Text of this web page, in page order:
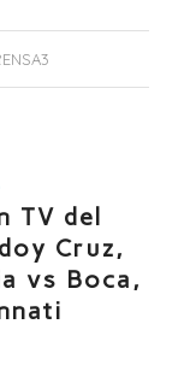
TV del
Cruz,
vs Boca,